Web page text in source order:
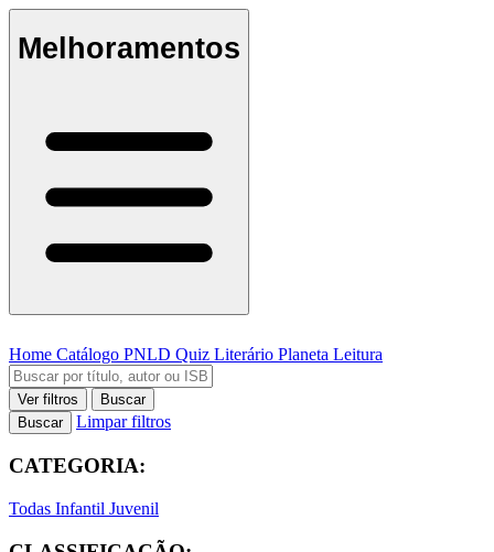
Melhoramentos
Home Catálogo PNLD Quiz Literário Planeta Leitura
Ver filtros
Buscar
Buscar
Limpar filtros
CATEGORIA:
Todas Infantil Juvenil